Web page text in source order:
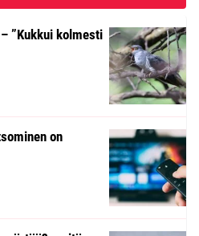
”Kukkui kolmesti
on